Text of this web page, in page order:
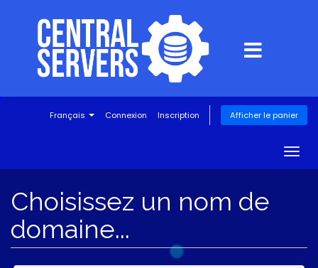
Français Connexion Inscription Afficher le panier
Choisissez un nom de
domaine...